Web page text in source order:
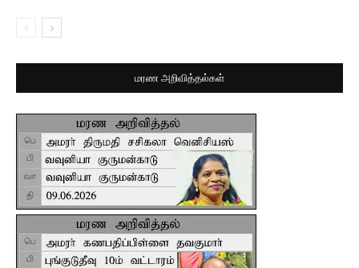
மரண அறிவித்தல்கள்